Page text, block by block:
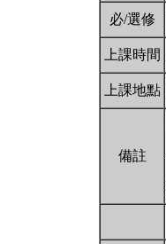
必/選修
上課時間
上課地點
備註